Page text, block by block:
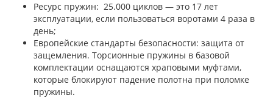
Ресурс пружин: 25.000 циклов — это 17 лет
эксплуатации, если пользоваться воротами 4 раза в
день;
Европейские стандарты безопасности: защита от
защемления. Торсионные пружины в базовой
комплектации оснащаются храповыми муфтами,
которые блокируют падение полотна при поломке
пружины.